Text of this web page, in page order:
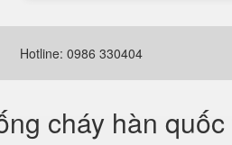
Hotline: 0986 330404
cháy hàn